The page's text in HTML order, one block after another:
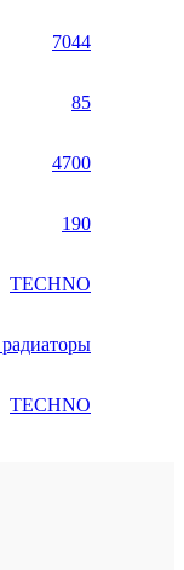
7044
85
4700
190
TECHNO
TECHNO